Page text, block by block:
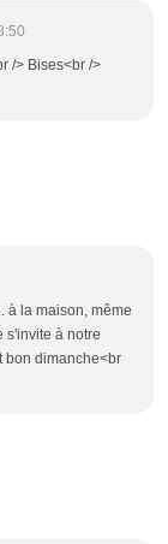
/> Bises<br />
à la maison, même
s'invite à notre
bon dimanche<br